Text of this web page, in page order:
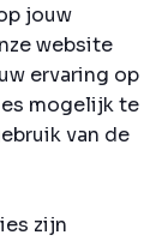
jouw
website
ervaring op
mogelijk te
van de
zijn